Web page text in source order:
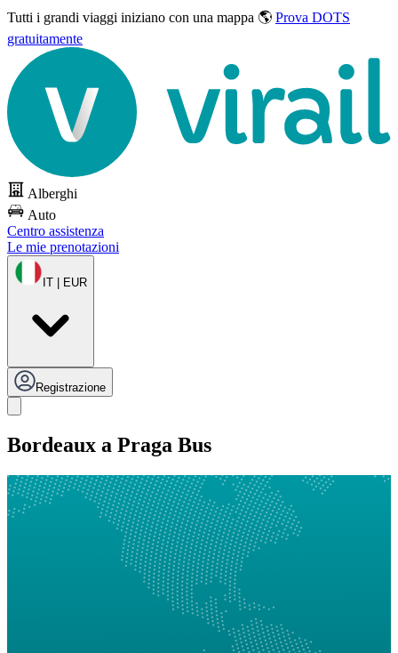
Tutti i grandi viaggi iniziano con una mappa 🌎 Prova DOTS
gratuitamente
Alberghi
Auto
Centro assistenza
Le mie prenotazioni
IT | EUR
Registrazione
Bordeaux a Praga Bus